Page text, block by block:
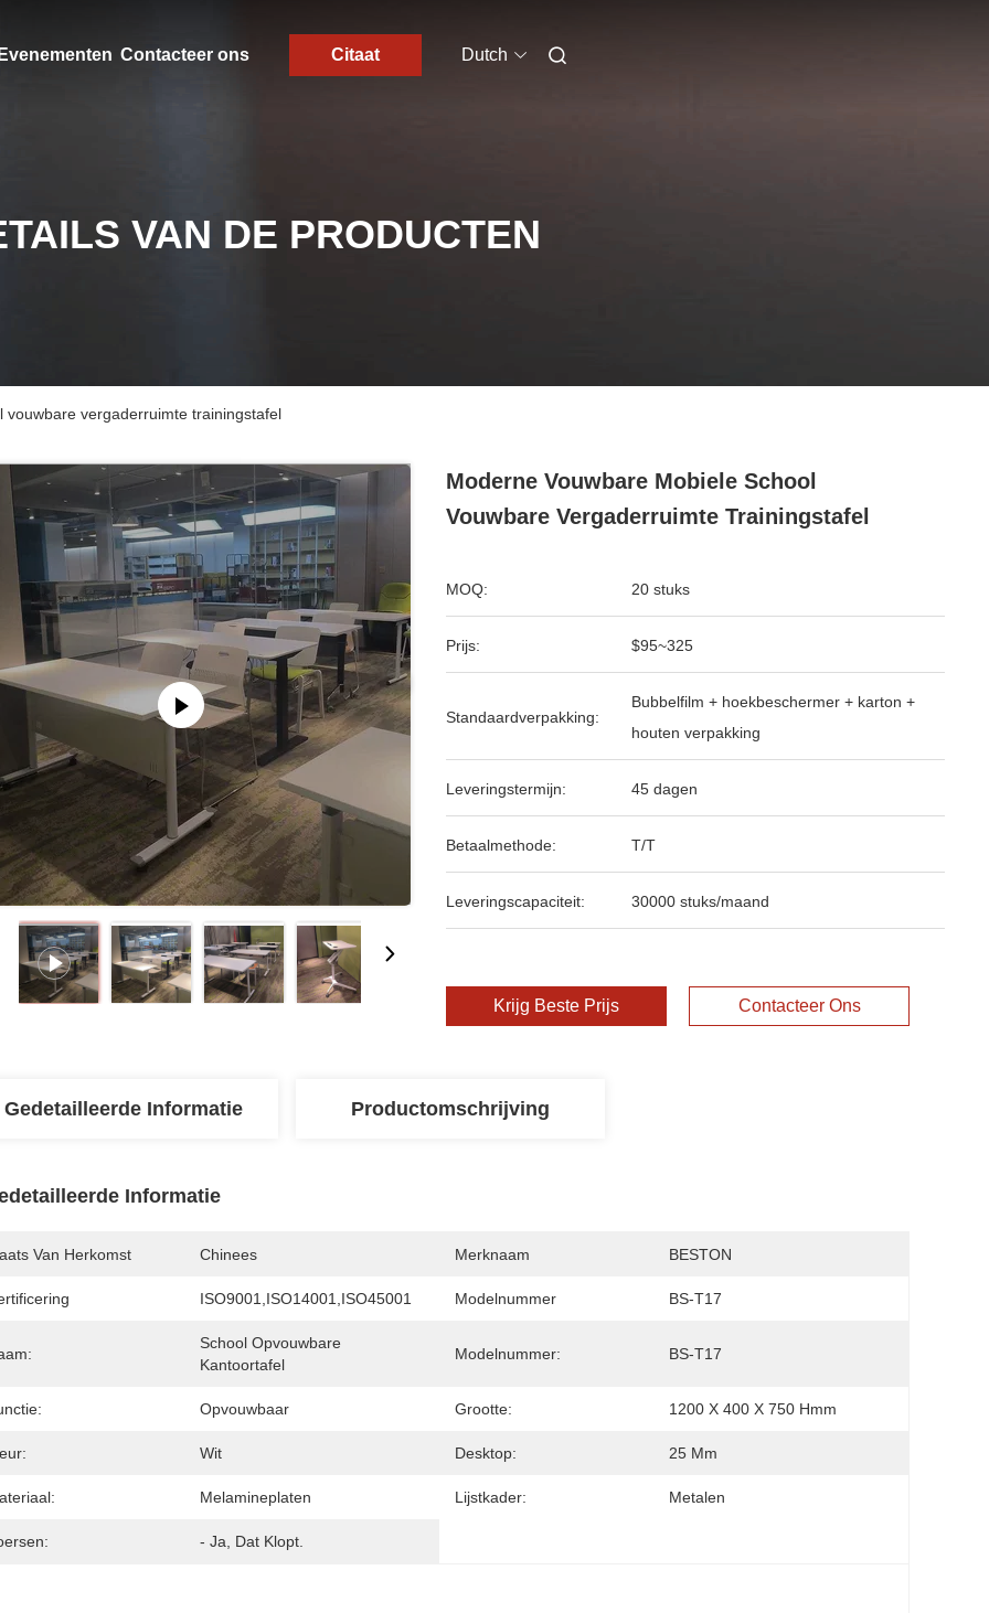
Contacteer ons Citaat Dutch
VAN DE PRODUCTEN
vergaderruimte trainingstafel
Moderne Vouwbare Mobiele School
Vouwbare Vergaderruimte Trainingstafel
MOQ: 20 stuks
Prijs: $95~325
Standaardverpakking:
Bubbelfilm + hoekbeschermer + karton +
houten verpakking
Leveringstermijn: 45 dagen
Betaalmethode: T/T
Leveringscapaciteit: 30000 stuks/maand
Krijg Beste Prijs Contacteer Ons
Gedetailleerde Informatie Productomschrijving
Informatie
Van Herkomst Chinees Merknaam BESTON
ISO9001,ISO14001,ISO45001 Modelnummer BS-T17
School Opvouwbare
Kantoortafel
Modelnummer: BS-T17
Opvouwbaar Grootte: 1200 X 400 X 750 Hmm
Wit Desktop: 25 Mm
Melamineplaten Lijstkader: Metalen
- Ja, Dat Klopt.